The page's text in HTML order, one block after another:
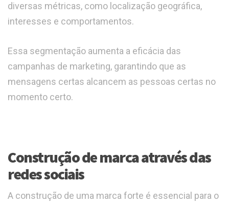
diversas métricas, como localização geográfica,
interesses e comportamentos.
Essa segmentação aumenta a eficácia das
campanhas de marketing, garantindo que as
mensagens certas alcancem as pessoas certas no
momento certo.
Construção de marca através das
redes sociais
A construção de uma marca forte é essencial para o